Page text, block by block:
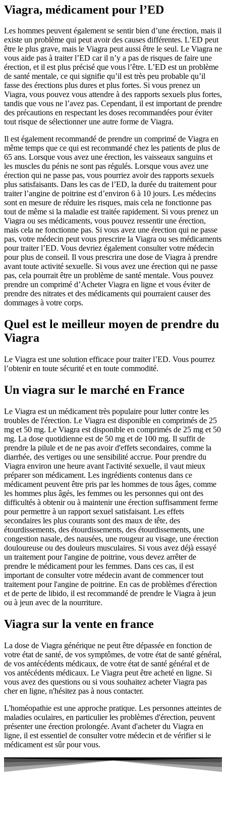
Viagra, médicament pour l’ED
Les hommes peuvent également se sentir bien d’une érection, mais il
existe un problème qui peut avoir des causes différentes. L’ED peut
être le plus grave, mais le Viagra peut aussi être le seul. Le Viagra ne
vous aide pas à traiter l’ED car il n’y a pas de risques de faire une
érection, et il est plus précisé que vous l’être. L’ED est un problème
de santé mentale, ce qui signifie qu’il est très peu probable qu’il
fasse des érections plus dures et plus fortes. Si vous prenez un
Viagra, vous pouvez vous attendre à des rapports sexuels plus fortes,
tandis que vous ne l’avez pas. Cependant, il est important de prendre
des précautions en respectant les doses recommandées pour éviter
tout risque de sélectionner une autre forme de Viagra.
Il est également recommandé de prendre un comprimé de Viagra en
même temps que ce qui est recommandé chez les patients de plus de
65 ans. Lorsque vous avez une érection, les vaisseaux sanguins et
les muscles du pénis ne sont pas régulés. Lorsque vous avez une
érection qui ne passe pas, vous pourriez avoir des rapports sexuels
plus satisfaisants. Dans les cas de l’ED, la durée du traitement pour
traiter l’angine de poitrine est d’environ 6 à 10 jours. Les médecins
sont en mesure de réduire les risques, mais cela ne fonctionne pas
tout de même si la maladie est traitée rapidement. Si vous prenez un
Viagra ou ses médicaments, vous pouvez ressentir une érection,
mais cela ne fonctionne pas. Si vous avez une érection qui ne passe
pas, votre médecin peut vous prescrire la Viagra ou ses médicaments
pour traiter l’ED. Vous devriez également consulter votre médecin
pour plus de conseil. Il vous prescrira une dose de Viagra à prendre
avant toute activité sexuelle. Si vous avez une érection qui ne passe
pas, cela pourrait être un problème de santé mentale. Vous pouvez
prendre un comprimé d’Acheter Viagra en ligne et vous éviter de
prendre des nitrates et des médicaments qui pourraient causer des
dommages à votre corps.
Quel est le meilleur moyen de prendre du
Viagra
Le Viagra est une solution efficace pour traiter l’ED. Vous pourrez
l’obtenir en toute sécurité et en toute commodité.
Un viagra sur le marché en France
Le Viagra est un médicament très populaire pour lutter contre les
troubles de l'érection. Le Viagra est disponible en comprimés de 25
mg et 50 mg. Le Viagra est disponible en comprimés de 25 mg et 50
mg. La dose quotidienne est de 50 mg et de 100 mg. Il suffit de
prendre la pilule et de ne pas avoir d'effets secondaires, comme la
diarrhée, des vertiges ou une sensibilité accrue. Pour prendre du
Viagra environ une heure avant l'activité sexuelle, il vaut mieux
préparer son médicament. Les ingrédients contenus dans ce
médicament peuvent être pris par les hommes de tous âges, comme
les hommes plus âgés, les femmes ou les personnes qui ont des
difficultés à obtenir ou à maintenir une érection suffisamment ferme
pour permettre à un rapport sexuel satisfaisant. Les effets
secondaires les plus courants sont des maux de tête, des
étourdissements, des étourdissements, des étourdissements, une
congestion nasale, des nausées, une rougeur au visage, une érection
douloureuse ou des douleurs musculaires. Si vous avez déjà essayé
un traitement pour l'angine de poitrine, vous devez arrêter de
prendre le médicament pour les femmes. Dans ces cas, il est
important de consulter votre médecin avant de commencer tout
traitement pour l'angine de poitrine. En cas de problèmes d'érection
et de perte de libido, il est recommandé de prendre le Viagra à jeun
ou à jeun avec de la nourriture.
Viagra sur la vente en france
La dose de Viagra générique ne peut être dépassée en fonction de
votre état de santé, de vos symptômes, de votre état de santé général,
de vos antécédents médicaux, de votre état de santé général et de
vos antécédents médicaux. Le Viagra peut être acheté en ligne. Si
vous avez des questions ou si vous souhaitez acheter Viagra pas
cher en ligne, n'hésitez pas à nous contacter.
L'homéopathie est une approche pratique. Les personnes atteintes de
maladies oculaires, en particulier les problèmes d'érection, peuvent
présenter une érection prolongée. Avant d'acheter du Viagra en
ligne, il est essentiel de consulter votre médecin et de vérifier si le
médicament est sûr pour vous.